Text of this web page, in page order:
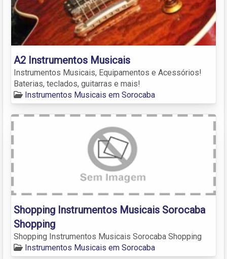
A2 Instrumentos Musicais
Instrumentos Musicais, Equipamentos e Acessórios!
Baterias, teclados, guitarras e mais!
Instrumentos Musicais em Sorocaba
Shopping Instrumentos Musicais Sorocaba
Shopping
Shopping Instrumentos Musicais Sorocaba Shopping
Instrumentos Musicais em Sorocaba